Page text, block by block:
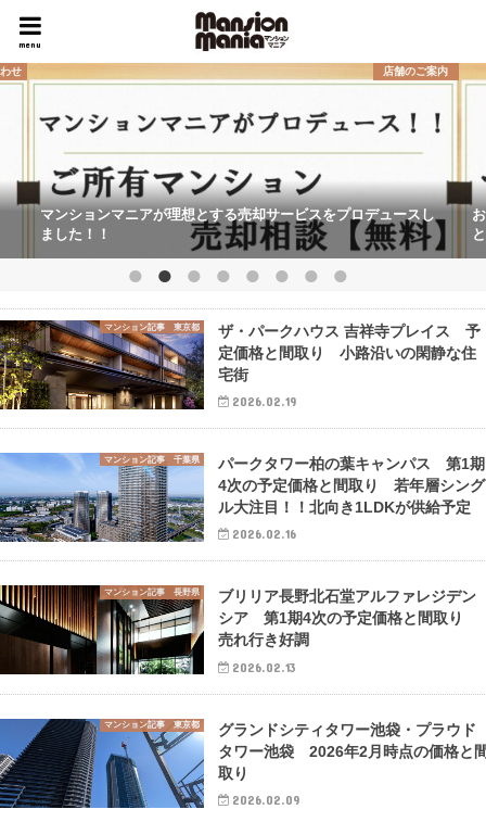
menu
せ 店舗のご案内
マンションマニアが理想とする売却サービスをプロデュースし
ました！！
マンション記事 東京都
ザ・パークハウス 吉祥寺プレイス 予
定価格と間取り 小路沿いの閑静な住
宅街
2026.02.19
マンション記事 千葉県
パークタワー柏の葉キャンパス 第1期
4次の予定価格と間取り 若年層シング
ル大注目！！北向き1LDKが供給予定
2026.02.16
マンション記事 長野県
ブリリア長野北石堂アルファレジデン
シア 第1期4次の予定価格と間取り
売れ行き好調
2026.02.13
マンション記事 東京都
グランドシティタワー池袋・プラウド
タワー池袋 2026年2月時点の価格と
取り
2026.02.09